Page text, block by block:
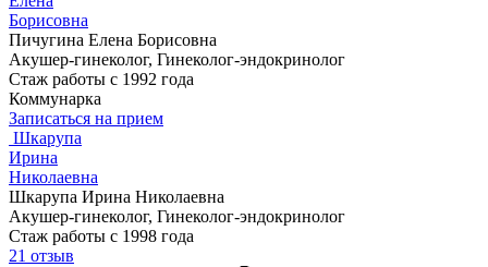
Борисовна
Пичугина Елена Борисовна
Акушер-гинеколог, Гинеколог-эндокринолог
Стаж работы с 1992 года
Коммунарка
Записаться на прием
Шкарупа
Ирина
Николаевна
Шкарупа Ирина Николаевна
Акушер-гинеколог, Гинеколог-эндокринолог
Стаж работы с 1998 года
21 отзыв